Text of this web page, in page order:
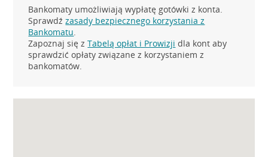
Bankomaty umożliwiają wypłatę gotówki z konta.
Sprawdźzasady bezpiecznego korzystania z
Bankomatu.
Zapoznaj się zTabelą opłat i Prowizji dla kont aby
sprawdzić opłaty związane z korzystaniem z
bankomatów.